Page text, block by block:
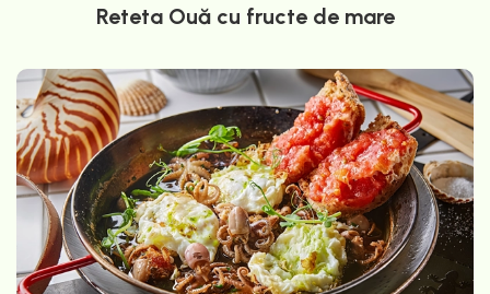
Reteta Ouă cu fructe de mare